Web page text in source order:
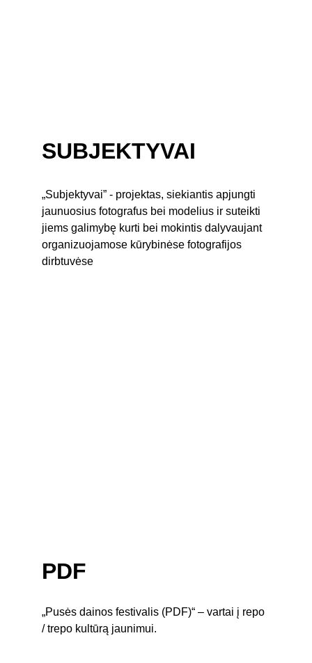
PDF
„Pusės dainos festivalis (PDF)“ – vartai į repo
/ trepo kultūrą jaunimui.
„Subjektyvai” - projektas, siekiantis apjungti
jaunuosius fotografus bei modelius ir suteikti
jiems galimybę kurti bei mokintis dalyvaujant
organizuojamose kūrybinėse fotografijos
dirbtuvėse
SUBJEKTYVAI